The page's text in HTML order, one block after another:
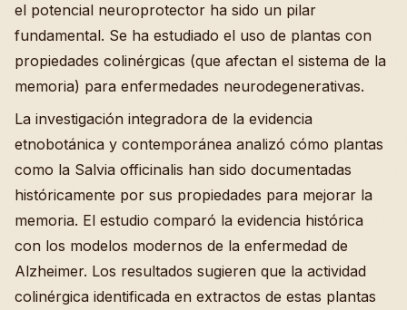
el potencial neuroprotector ha sido un pilar
fundamental. Se ha estudiado el uso de plantas con
propiedades colinérgicas (que afectan el sistema de la
memoria) para enfermedades neurodegenerativas.
La investigación integradora de la evidencia
etnobotánica y contemporánea analizó cómo plantas
como la Salvia officinalis han sido documentadas
históricamente por sus propiedades para mejorar la
memoria. El estudio comparó la evidencia histórica
con los modelos modernos de la enfermedad de
Alzheimer. Los resultados sugieren que la actividad
colinérgica identificada en extractos de estas plantas